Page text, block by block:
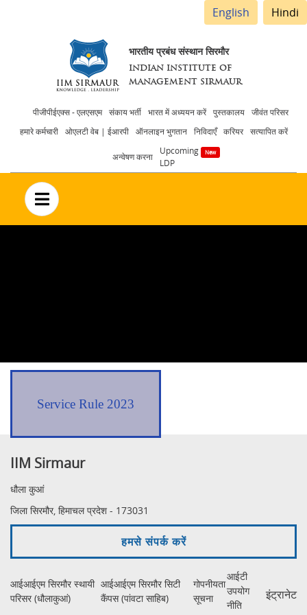
English Hindi
भारतीय प्रबंध संस्थान सिरमौर
INDIAN INSTITUTE OF
MANAGEMENT SIRMAUR
Header
menu
पीजीपीईएक्स - एलएसएम संकाय भर्ती भारत में अध्ययन करें पुस्तकालय
जीवंत परिसर
हमारे कर्मचारी
ओएलटी वेब | ईआरपी ऑनलाइन भुगतान निविदाएँ करियर सत्यापित करें
अन्वेषण करना
Upcoming
LDP
no text
Service Rule 2023
IIM Sirmaur
धौला कुआं
जिला सिरमौर, हिमाचल प्रदेश - 173031
हमसे संपर्क करें
आईआईएम सिरमौर स्थायी
परिसर (धौलाकुआं)
आईआईएम सिरमौर सिटी
कैंपस (पांवटा साहिब)
गोपनीयता
सूचना
आईटी
उपयोग
नीति
इंट्रानेट